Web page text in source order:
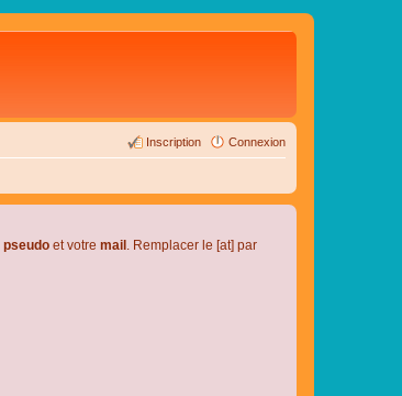
Connexion
Inscription
pseudo et votre mail . Remplacer le [at] par